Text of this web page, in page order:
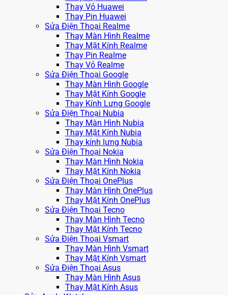
Thay Vỏ Huawei
Thay Pin Huawei
Sửa Điện Thoại Realme
Thay Màn Hình Realme
Thay Mặt Kính Realme
Thay Pin Realme
Thay Vỏ Realme
Sửa Điện Thoại Google
Thay Màn Hình Google
Thay Mặt Kính Google
Thay Kính Lưng Google
Sửa Điện Thoại Nubia
Thay Màn Hình Nubia
Thay Mặt Kính Nubia
Thay kính lưng Nubia
Sửa Điện Thoại Nokia
Thay Màn Hình Nokia
Thay Mặt Kính Nokia
Sửa Điện Thoại OnePlus
Thay Màn Hình OnePlus
Thay Mặt Kính OnePlus
Sửa Điện Thoại Tecno
Thay Màn Hình Tecno
Thay Mặt Kính Tecno
Sửa Điện Thoại Vsmart
Thay Màn Hình Vsmart
Thay Mặt Kính Vsmart
Sửa Điện Thoại Asus
Thay Màn Hình Asus
Thay Mặt Kính Asus